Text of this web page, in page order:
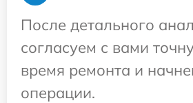
После детального
согласуем с вами
время ремонта и
операции.